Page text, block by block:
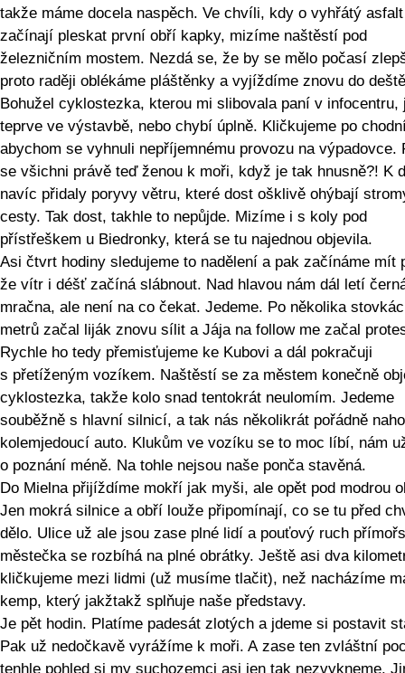
takže máme docela naspěch. Ve chvíli, kdy o vyhřátý asfalt
začínají pleskat první obří kapky, mizíme naštěstí pod
železničním mostem. Nezdá se, že by se mělo počasí
proto raději oblékáme pláštěnky a vyjíždíme znovu do
Bohužel cyklostezka, kterou mi slibovala paní v infocentru,
teprve ve výstavbě, nebo chybí úplně. Kličkujeme po
abychom se vyhnuli nepříjemnému provozu na výpadovce.
se všichni právě teď ženou k moři, když je tak hnusně?! K
navíc přidaly poryvy větru, které dost ošklivě ohýbají
cesty. Tak dost, takhle to nepůjde. Mizíme i s koly pod
přístřeškem u Biedronky, která se tu najednou objevila.
Asi čtvrt hodiny sledujeme to nadělení a pak začínáme mít
že vítr i déšť začíná slábnout. Nad hlavou nám dál letí
mračna, ale není na co čekat. Jedeme. Po několika
metrů začal liják znovu sílit a Jája na follow me začal
Rychle ho tedy přemisťujeme ke Kubovi a dál pokračuji
s přetíženým vozíkem. Naštěstí se za městem konečně
cyklostezka, takže kolo snad tentokrát neulomím. Jedeme
souběžně s hlavní silnicí, a tak nás několikrát pořádně
kolemjedoucí auto. Klukům ve vozíku se to moc líbí, nám
o poznání méně. Na tohle nejsou naše ponča stavěná.
Do Mielna přijíždíme mokří jak myši, ale opět pod modrou
Jen mokrá silnice a obří louže připomínají, co se tu před
dělo. Ulice už ale jsou zase plné lidí a pouťový ruch
městečka se rozbíhá na plné obrátky. Ještě asi dva
kličkujeme mezi lidmi (už musíme tlačit), než nacházíme
kemp, který jakžtakž splňuje naše představy.
Je pět hodin. Platíme padesát zlotých a jdeme si postavit
Pak už nedočkavě vyrážíme k moři. A zase ten zvláštní
tenhle pohled si my suchozemci asi jen tak nezvykneme.